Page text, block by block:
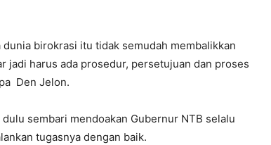
birokrasi itu tidak semudah membalikkan
jadi harus ada prosedur, persetujuan dan proses
Den Jelon.
sembari mendoakan Gubernur NTB selalu
tugasnya dengan baik.